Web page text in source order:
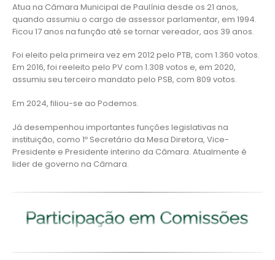
Atua na Câmara Municipal de Paulínia desde os 21 anos,
quando assumiu o cargo de assessor parlamentar, em 1994.
Ficou 17 anos na função até se tornar vereador, aos 39 anos.
Foi eleito pela primeira vez em 2012 pelo PTB, com 1.360 votos.
Em 2016, foi reeleito pelo PV com 1.308 votos e, em 2020,
assumiu seu terceiro mandato pelo PSB, com 809 votos.
Em 2024, filiou-se ao Podemos.
Já desempenhou importantes funções legislativas na
instituição, como 1º Secretário da Mesa Diretora, Vice-
Presidente e Presidente interino da Câmara. Atualmente é
lider de governo na Câmara.